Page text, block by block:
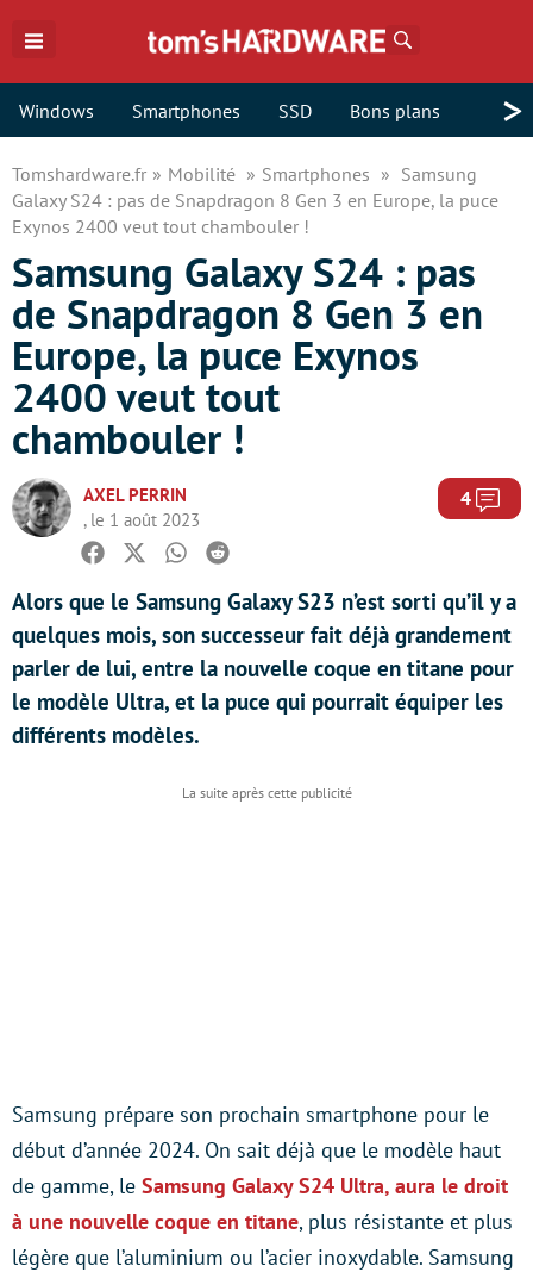
Windows Smartphones SSD Bons plans >
Tomshardware.fr Mobilité Smartphones
Samsung
Galaxy S24 : pas de Snapdragon 8 Gen 3 en Europe, la puce
Exynos 2400 veut tout chambouler !
Samsung Galaxy S24 : pas
de Snapdragon 8 Gen 3 en
Europe, la puce Exynos
2400 veut tout
chambouler !
AXEL PERRIN
, le 1 août 2023
4
Facebook
TwitterWhatsapp
Reddit
Alors que le Samsung Galaxy S23 n’est sorti qu’il y a
quelques mois, son successeur fait déjà grandement
parler de lui, entre la nouvelle coque en titane pour
le modèle Ultra, et la puce qui pourrait équiper les
différents modèles.
Samsung prépare son prochain smartphone pour le
début d’année 2024. On sait déjà que le modèle haut
de gamme, le Samsung Galaxy S24 Ultra, aura le droit
à une nouvelle coque en titane, plus résistante et plus
légère que l’aluminium ou l’acier inoxydable. Samsung